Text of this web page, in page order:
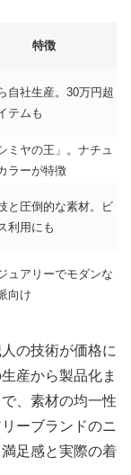
特徴
自社生産。30万円超
テムも
ミヤの王」。ナチュ
ラーが特徴
と圧倒的な素材。ビ
利用にも
ュアリーでモダンな
向け
の技術が価格に
産から製品化ま
、素材の均一性
ーブランドのニ
足感と実際の着